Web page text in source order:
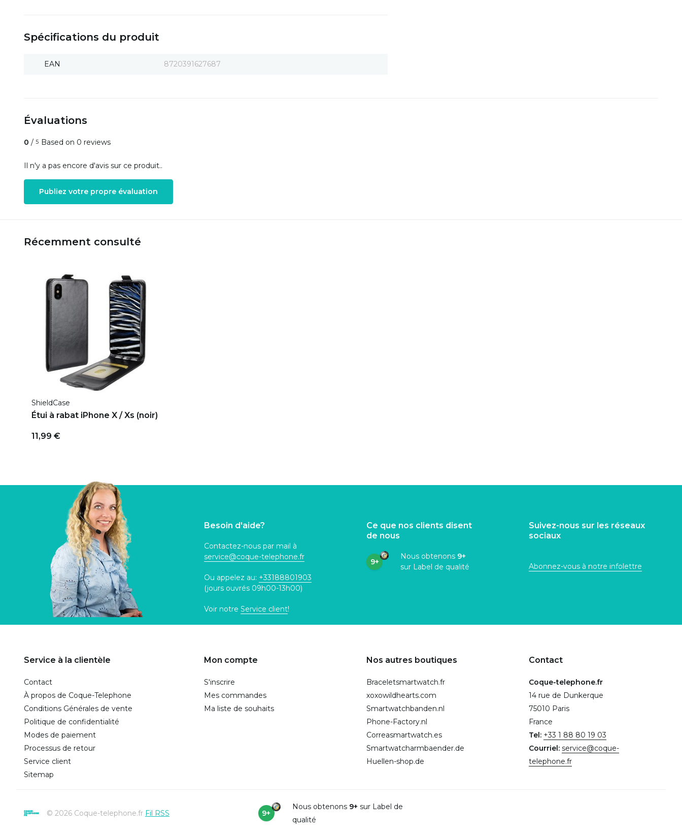
Spécifications du produit
EAN 8720391627687
Évaluations
0 / 5 Based on 0 reviews
Il n'y a pas encore d'avis sur ce produit..
Publiez votre propre évaluation
Récemment consulté
ShieldCase
Étui à rabat iPhone X / Xs (noir)
11,99 €
Besoin d'aide?
Contactez-nous par mail à
service@coque-telephone.fr
Ou appelez au: +33188801903
(jours ouvrés 09h00-13h00)
Voir notre Service client!
Ce que nos clients disent
de nous
9+
Nous obtenons 9+
sur Label de qualité
Suivez-nous sur les réseaux
sociaux
Abonnez-vous à notre infolettre
Service à la clientèle
Contact
À propos de Coque-Telephone
Conditions Générales de vente
Politique de confidentialité
Modes de paiement
Processus de retour
Service client
Sitemap
Mon compte
S'inscrire
Mes commandes
Ma liste de souhaits
Nos autres boutiques
Braceletsmartwatch.fr
xoxowildhearts.com
Smartwatchbanden.nl
Phone-Factory.nl
Correasmartwatch.es
Smartwatcharmbaender.de
Huellen-shop.de
Contact
Coque-telephone.fr
14 rue de Dunkerque
75010 Paris
France
Tel: +33 1 88 80 19 03
Courriel: service@coque-
telephone.fr
© 2026 Coque-telephone.fr Fil RSS 9+
Nous obtenons 9+sur Label de
qualité